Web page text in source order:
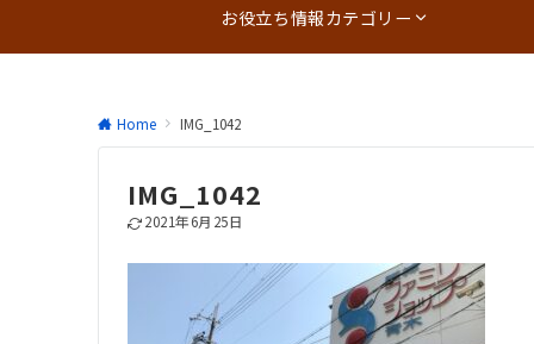
お役立ち情報カテゴリー
Home IMG_1042
IMG_1042
2021年6月25日